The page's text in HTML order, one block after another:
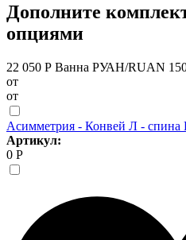
Дополните
опциями
22 050 Р Ванна РУАН/RUAN
от
от
Асимметрия - Конвей Л -
Артикул:
0 Р